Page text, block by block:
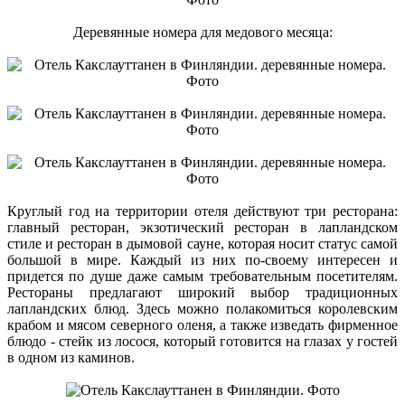
Деревянные номера для медового месяца:
Круглый год на территории отеля действуют три ресторана:
главный ресторан, экзотический ресторан в лапландском
стиле и ресторан в дымовой сауне, которая носит статус самой
большой в мире. Каждый из них по-своему интересен и
придется по душе даже самым требовательным посетителям.
Рестораны предлагают широкий выбор традиционных
лапландских блюд. Здесь можно полакомиться королевским
крабом и мясом северного оленя, а также изведать фирменное
блюдо - стейк из лосося, который готовится на глазах у гостей
в одном из каминов.